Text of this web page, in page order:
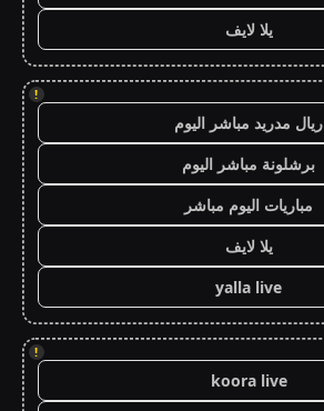
يلا لايف
!
ريال مدريد مباشر اليوم
برشلونة مباشر اليوم
مباريات اليوم مباشر
يلا لايف
yalla live
!
koora live